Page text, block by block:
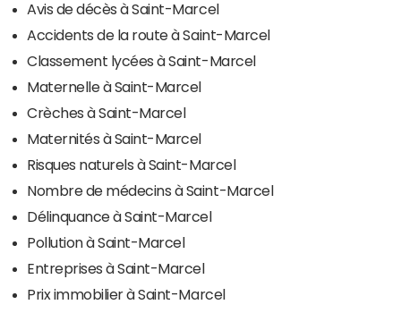
Avis de décès à Saint-Marcel
Accidents de la route à Saint-Marcel
Classement lycées à Saint-Marcel
Maternelle à Saint-Marcel
Crèches à Saint-Marcel
Maternités à Saint-Marcel
Risques naturels à Saint-Marcel
Nombre de médecins à Saint-Marcel
Délinquance à Saint-Marcel
Pollution à Saint-Marcel
Entreprises à Saint-Marcel
Prix immobilier à Saint-Marcel